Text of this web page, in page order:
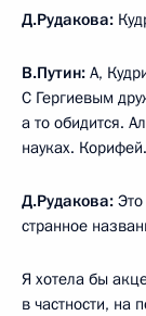
Д.Рудакова:
В.Путин: А,
С Гергиевым
а то обидится.
науках. Корифей.
Д.Рудакова:
странное
Я хотела бы
в частности, на